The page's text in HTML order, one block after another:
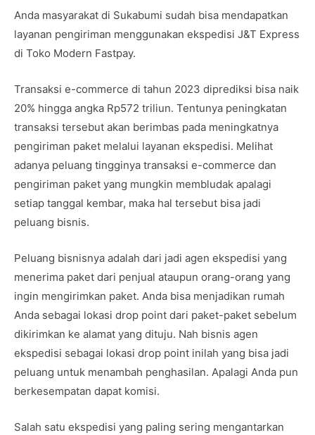
Anda masyarakat di Sukabumi sudah bisa mendapatkan
layanan pengiriman menggunakan ekspedisi J&T Express
di Toko Modern Fastpay.
Transaksi e-commerce di tahun 2023 diprediksi bisa naik
20% hingga angka Rp572 triliun. Tentunya peningkatan
transaksi tersebut akan berimbas pada meningkatnya
pengiriman paket melalui layanan ekspedisi. Melihat
adanya peluang tingginya transaksi e-commerce dan
pengiriman paket yang mungkin membludak apalagi
setiap tanggal kembar, maka hal tersebut bisa jadi
peluang bisnis.
Peluang bisnisnya adalah dari jadi agen ekspedisi yang
menerima paket dari penjual ataupun orang-orang yang
ingin mengirimkan paket. Anda bisa menjadikan rumah
Anda sebagai lokasi drop point dari paket-paket sebelum
dikirimkan ke alamat yang dituju. Nah bisnis agen
ekspedisi sebagai lokasi drop point inilah yang bisa jadi
peluang untuk menambah penghasilan. Apalagi Anda pun
berkesempatan dapat komisi.
Salah satu ekspedisi yang paling sering mengantarkan